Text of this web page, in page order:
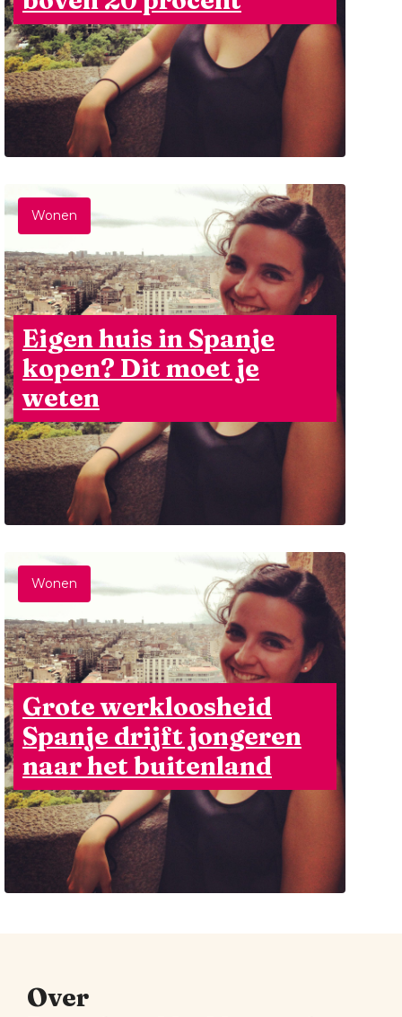
Wonen
Eigen huis in Spanje
kopen? Dit moet je
weten
Wonen
Grote werkloosheid
Spanje drijft jongeren
naar het buitenland
Over